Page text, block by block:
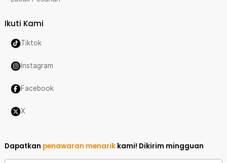
Ikuti Kami
Tiktok
Instagram
Facebook
X
Dapatkan penawaran menarik kami! Dikirim mingguan